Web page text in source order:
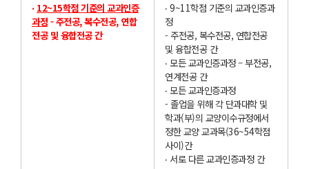
‧ 12~15학점 기준의 교과인증
과정 - 주전공, 복수전공, 연합
전공 및 융합전공 간
‧ 9~11학점 기준의 교과인증과
정
- 주전공, 복수전공, 연합전공
및 융합전공 간
‧ 모든 교과인증과정 – 부전공,
연계전공 간
‧ 모든 교과인증과정
- 졸업을 위해 각 단과대학 및
학과(부)의 교양이수규정에서
정한 교양 교과목(36~54학점
사이)간
‧ 서로 다른 교과인증과정 간